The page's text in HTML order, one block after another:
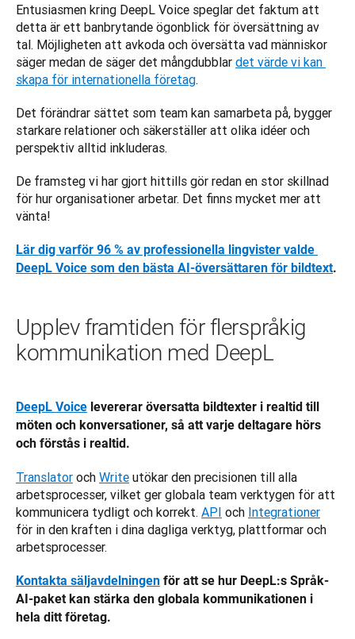
Entusiasmen kring DeepL Voice speglar det faktum att
detta är ett banbrytande ögonblick för översättning av
tal. Möjligheten att avkoda och översätta vad människor
säger medan de säger det mångdubblar det värde vi kan
skapa för internationella företag.
Det förändrar sättet som team kan samarbeta på, bygger
starkare relationer och säkerställer att olika idéer och
perspektiv alltid inkluderas.
De framsteg vi har gjort hittills gör redan en stor skillnad
för hur organisationer arbetar. Det finns mycket mer att
vänta!
Lär dig varför 96 % av professionella lingvister valde
DeepL Voice som den bästa AI-översättaren för bildtext.
Upplev framtiden för flerspråkig
kommunikation med DeepL
DeepL Voice levererar översatta bildtexter i realtid till
möten och konversationer, så att varje deltagare hörs
och förstås i realtid.
Translator och Write utökar den precisionen till alla
arbetsprocesser, vilket ger globala team verktygen för att
kommunicera tydligt och korrekt. API och Integrationer
för in den kraften i dina dagliga verktyg, plattformar och
arbetsprocesser.
Kontakta säljavdelningen för att se hur DeepL:s Språk-
AI-paket kan stärka den globala kommunikationen i
hela ditt företag.